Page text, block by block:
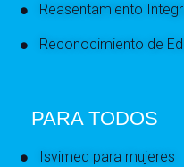
Reasentamiento
Reconocimiento de
PARA TODOS
Isvimed para mujeres